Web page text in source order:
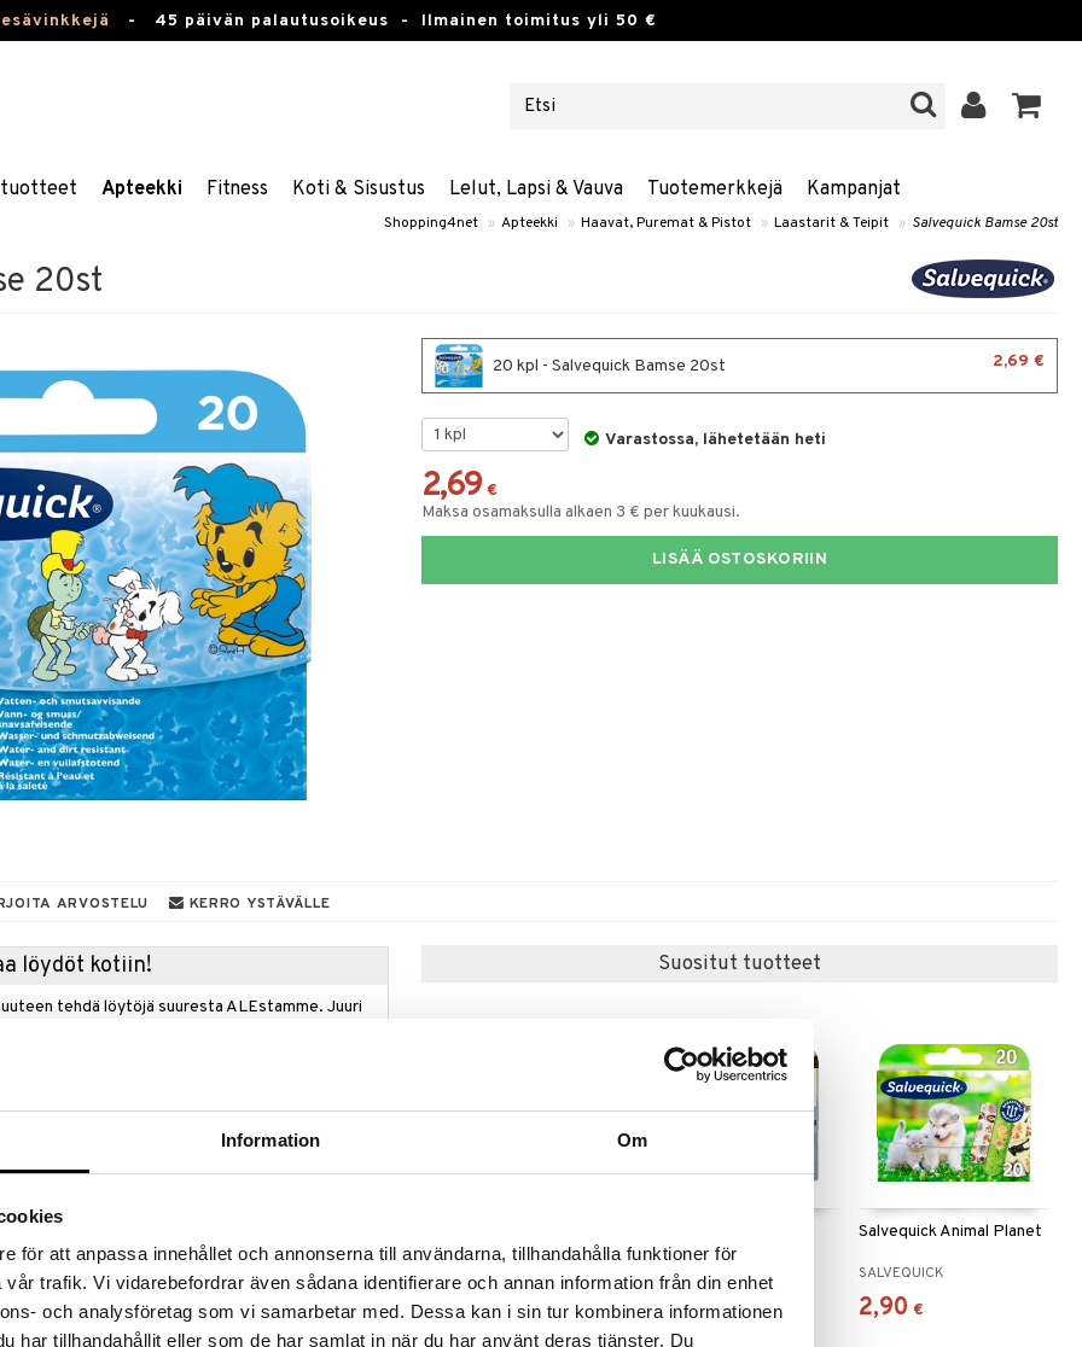
Information Om
för att anpassa innehållet och annonserna till användarna, tillhandahålla funktioner för
trafik. Vi vidarebefordrar även sådana identifierare och annan information från din enhet
och analysföretag som vi samarbetar med. Dessa kan i sin tur kombinera informationen
har tillhandahållit eller som de har samlat in när du har använt deras tjänster. Du
- 45 päivän palautusoikeus - Ilmainen toimitus yli 50 €
Apteekki Fitness Koti & Sisustus Lelut, Lapsi & Vauva Tuotemerkkejä Kampanjat
Shopping4net » Apteekki » Haavat, Puremat & Pistot » Laastarit & Teipit » Salvequick Bamse 20st
20st
20 kpl - Salvequick Bamse 20st 2,69 €
Varastossa, lähetetään heti
2,69 €
Maksa osamaksulla alkaen 3 € per kuukausi.
LISÄÄ OSTOSKORIIN
ARVOSTELU KERRO YSTÄVÄLLE
löydöt kotiin!
tehdä löytöjä suuresta ALEstamme. Juuri
ale-löydöt »
lapsille. Laastari antaa ihon hengittää ja on
Suositut tuotteet
11,90 € 13,91€)
plåster
SALVEQUICK
2,90 €
Salvequick Animal Planet
SALVEQUICK
2,90 €